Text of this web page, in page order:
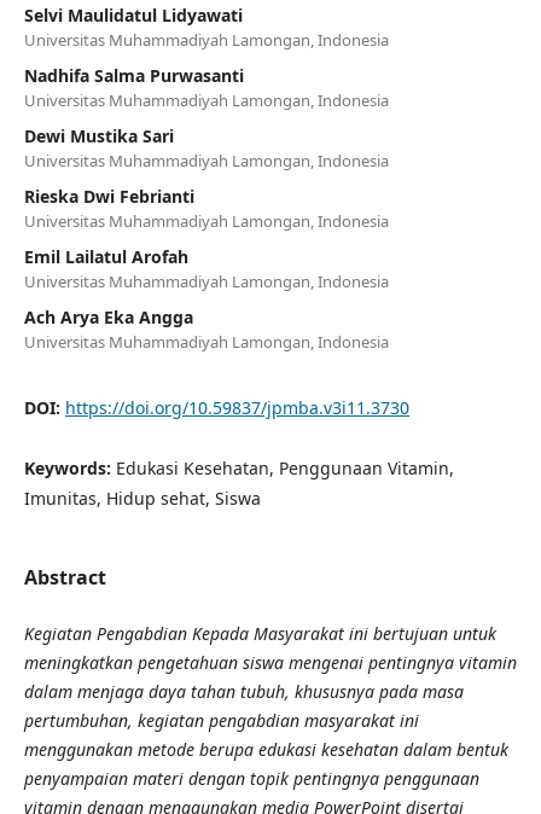
Selvi Maulidatul Lidyawati
Universitas Muhammadiyah Lamongan, Indonesia
Nadhifa Salma Purwasanti
Universitas Muhammadiyah Lamongan, Indonesia
Dewi Mustika Sari
Universitas Muhammadiyah Lamongan, Indonesia
Rieska Dwi Febrianti
Universitas Muhammadiyah Lamongan, Indonesia
Emil Lailatul Arofah
Universitas Muhammadiyah Lamongan, Indonesia
Ach Arya Eka Angga
Universitas Muhammadiyah Lamongan, Indonesia
DOI: https://doi.org/10.59837/jpmba.v3i11.3730
Keywords: Edukasi Kesehatan, Penggunaan Vitamin,
Imunitas, Hidup sehat, Siswa
Abstract
Kegiatan Pengabdian Kepada Masyarakat ini bertujuan untuk
meningkatkan pengetahuan siswa mengenai pentingnya vitamin
dalam menjaga daya tahan tubuh, khususnya pada masa
pertumbuhan, kegiatan pengabdian masyarakat ini
menggunakan metode berupa edukasi kesehatan dalam bentuk
penyampaian materi dengan topik pentingnya penggunaan
vitamin dengan menggunakan media PowerPoint disertai